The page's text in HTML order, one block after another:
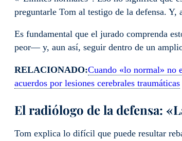
preguntarle Tom al testigo de la defensa.
Es fundamental que el jurado comprenda
peor— y, aun así, seguir dentro de un
RELACIONADO:Cuando «lo normal» no
acuerdos por lesiones cerebrales traumáticas
El radiólogo de la defensa:
Tom explica lo difícil que puede resultar